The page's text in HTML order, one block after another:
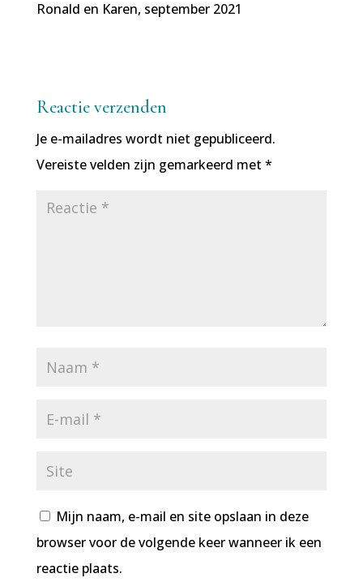
Ronald en Karen, september 2021
Reactie verzenden
Je e-mailadres wordt niet gepubliceerd.
Vereiste velden zijn gemarkeerd met *
Mijn naam, e-mail en site opslaan in deze
browser voor de volgende keer wanneer ik een
reactie plaats.